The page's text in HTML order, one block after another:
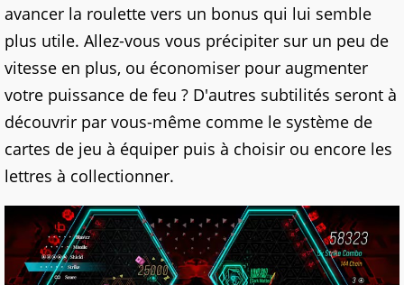
avancer la roulette vers un bonus qui lui semble
plus utile. Allez-vous vous précipiter sur un peu de
vitesse en plus, ou économiser pour augmenter
votre puissance de feu ? D'autres subtilités seront à
découvrir par vous-même comme le système de
cartes de jeu à équiper puis à choisir ou encore les
lettres à collectionner.